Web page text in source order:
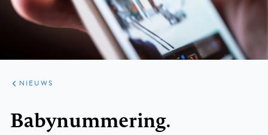
ARTIKELEN
HET
KORT
NIEUWS
Babynummering.